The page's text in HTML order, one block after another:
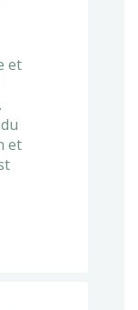
et
et